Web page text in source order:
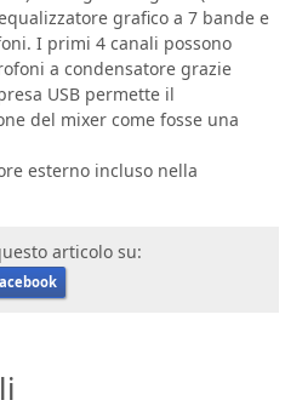
grafico a 7 bande e
I primi 4 canali possono
a condensatore grazie
USB permette il
del mixer come fosse una
esterno incluso nella
articolo su: